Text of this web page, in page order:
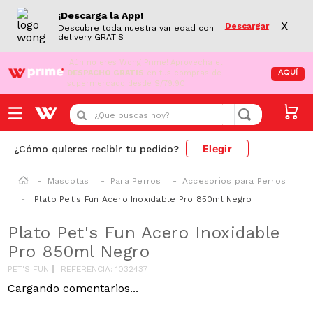
¡Descarga la App!
Descubre toda nuestra variedad con
delivery GRATIS
Descargar X
¡Aún no eres Wong Prime! Aprovecha el
DESPACHO GRATIS en tus compras de
supermercado desde S/79.90
AQUÍ
¿Que buscas hoy?
¿Cómo quieres recibir tu pedido? Elegir
Mascotas Para Perros
Accesorios para Perros
Plato Pet's Fun Acero Inoxidable Pro 850ml Negro
Plato Pet's Fun Acero Inoxidable
Pro 850ml Negro
PET'S FUN REFERENCIA:1032437
Cargando comentarios...